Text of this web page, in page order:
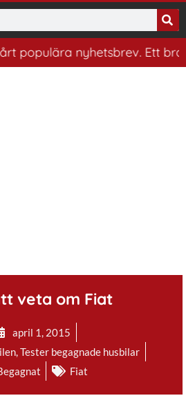
nyhetsbrev. Ett bra
veta om Fiat
april 1, 2015
,Tester begagnade husbilar
Fiat